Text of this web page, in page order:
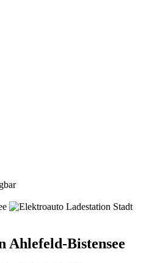
Ahlefeld-Bistensee